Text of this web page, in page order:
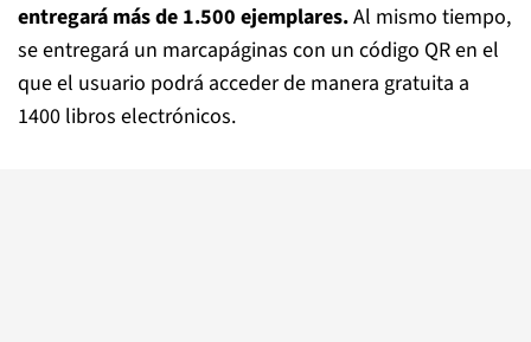
entregará más de 1.500 ejemplares.Al mismo tiempo,
se entregará un marcapáginas con un código QR en el
que el usuario podrá acceder de manera gratuita a
1400 libros electrónicos.